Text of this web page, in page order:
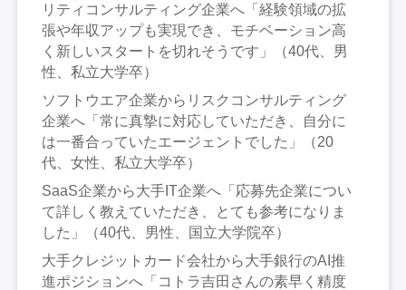
リティコンサルティング企業へ「経験領域の拡
張や年収アップも実現でき、モチベーション高
く新しいスタートを切れそうです」（40代、男
性、私立大学卒）
ソフトウエア企業からリスクコンサルティング
企業へ「常に真摯に対応していただき、自分に
は一番合っていたエージェントでした」（20
代、女性、私立大学卒）
SaaS企業から大手IT企業へ「応募先企業につい
て詳しく教えていただき、とても参考になりま
した」（40代、男性、国立大学院卒）
大手クレジットカード会社から大手銀行のAI推
進ポジションへ「コトラ吉田さんの素早く精度